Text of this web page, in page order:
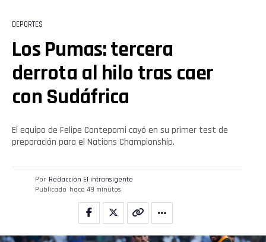
DEPORTES
Los Pumas: tercera
derrota al hilo tras caer
con Sudáfrica
El equipo de Felipe Contepomi cayó en su primer test de
preparación para el Nations Championship.
Por Redacción El intransigente
Publicado hace 49 minutos
Flipboard
Reddit
Whatsapp